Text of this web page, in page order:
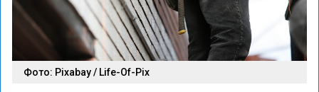
Фото: Pixabay / Life-Of-Pix